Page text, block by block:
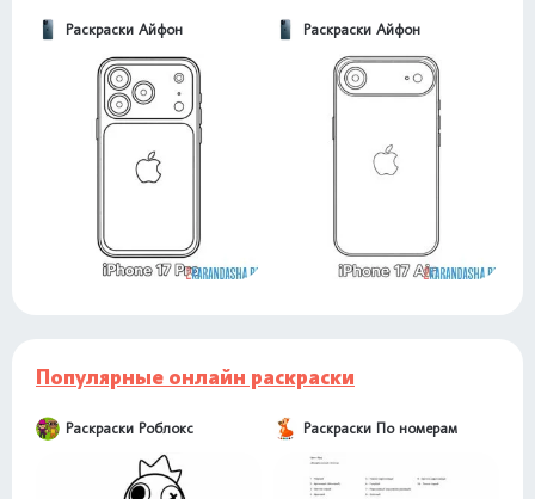
Раскраски Айфон Раскраски Айфон
Популярные онлайн раскраски
Раскраски Роблокс Раскраски По номерам